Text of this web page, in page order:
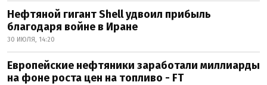
Нефтяной гигант Shell удвоил прибыль
благодаря войне в Иране
30 ИЮЛЯ, 14:20
Европейские нефтяники заработали миллиарды
на фоне роста цен на топливо - FT